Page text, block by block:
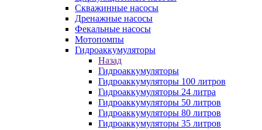
Скважинные насосы
Дренажные насосы
Фекальные насосы
Мотопомпы
Гидроаккумуляторы
Назад
Гидроаккумуляторы
Гидроаккумуляторы 100 литров
Гидроаккумуляторы 24 литра
Гидроаккумуляторы 50 литров
Гидроаккумуляторы 80 литров
Гидроаккумуляторы 35 литров